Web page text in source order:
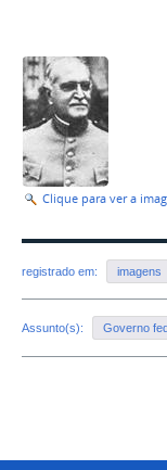
Clique para ver a
registrado em: imagens
Assunto(s): Governo